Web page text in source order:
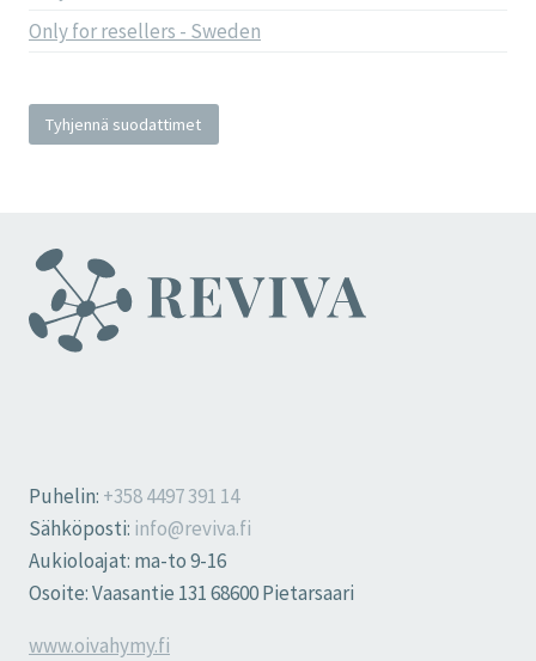
Only for resellers - Sweden
Tyhjennä suodattimet
Puhelin: +358 4497 391 14
Sähköposti: info@reviva.fi
Aukioloajat: ma-to 9-16
Osoite: Vaasantie 131 68600 Pietarsaari
www.oivahymy.fi